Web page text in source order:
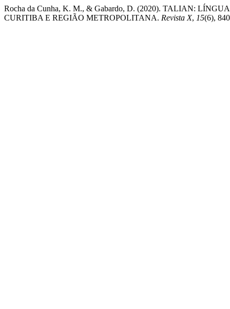
Rocha da Cunha, K. M., & Gabardo, D. (2020). TALIAN:
CURITIBA E REGIÃO METROPOLITANA. Revista X, 15(6),